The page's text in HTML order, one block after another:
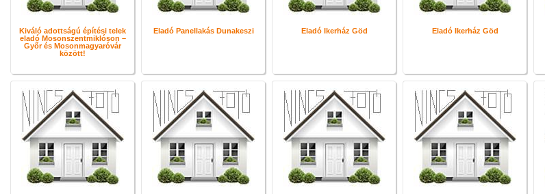
Kiváló adottságú építési telek
eladó Mosonszentmiklóson –
Győr és Mosonmagyaróvár
között!
Eladó Panellakás Dunakeszi Eladó Ikerház Göd Eladó Ikerház Göd